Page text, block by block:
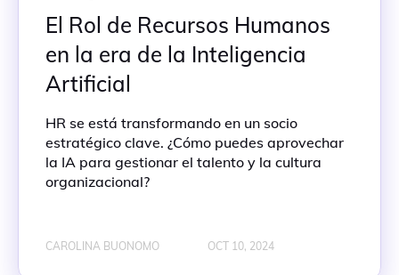
El Rol de Recursos Humanos
en la era de la Inteligencia
Artificial
HR se está transformando en un socio
estratégico clave. ¿Cómo puedes aprovechar
la IA para gestionar el talento y la cultura
organizacional?
CAROLINA BUONOMO OCT 10, 2024